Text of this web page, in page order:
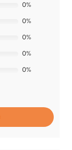
0%
0%
0%
0%
0%